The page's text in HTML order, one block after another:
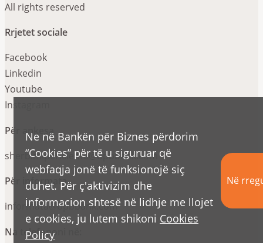
All rights reserved
Rrjetet sociale
Facebook
Linkedin
Youtube
Instagram
Për ankesa
sherbimiperkliente@bpbbank.com
Për informata
informata@bpbbank.com
Na telefononi në:
Ne në Bankën për Biznes përdorim
“Cookies” për të u siguruar që
webfaqja jonë të funksionojë siç
duhet. Për ç'aktivizim dhe
informacion shtesë në lidhje me llojet
e cookies, ju lutem shikoni Cookies
Policy
Në